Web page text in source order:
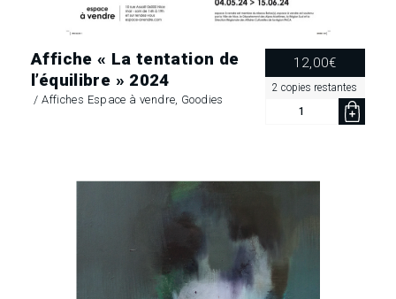
Affiche « La tentation de
l’équilibre » 2024
/Affiches Espace à vendre, Goodies
12,00€
2 copies restantes
quantité
tentation